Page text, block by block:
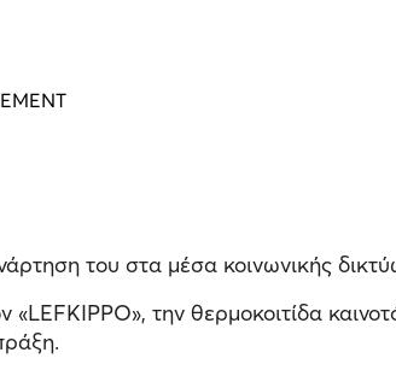
του στα μέσα κοινωνικής
«LEFKIPPO», την θερμοκοιτίδα